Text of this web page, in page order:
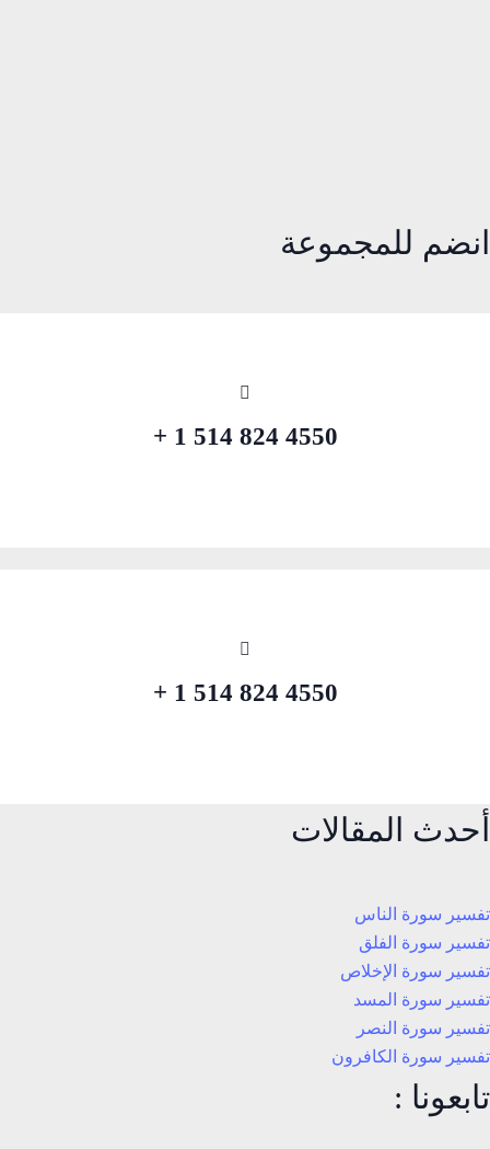
انضم للمجموعة
4550 824 514 1 +
4550 824 514 1 +
أحدث المقالات
تفسير سورة الناس
تفسير سورة الفلق
تفسير سورة الإخلاص
تفسير سورة المسد
تفسير سورة النصر
تفسير سورة الكافرون
تابعونا :